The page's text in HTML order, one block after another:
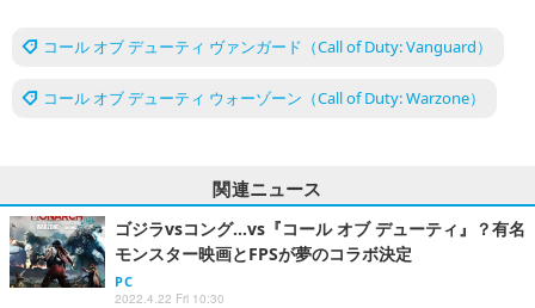
コール オブ デューティ ヴァンガード（Call of Duty: Vanguard）
コール オブ デューティ ウォーゾーン（Call of Duty: Warzone）
関連ニュース
ゴジラvsコング…vs『コール オブ デューティ』？有名
モンスター映画とFPSが夢のコラボ決定
PC
2022.4.22 Fri 10:30